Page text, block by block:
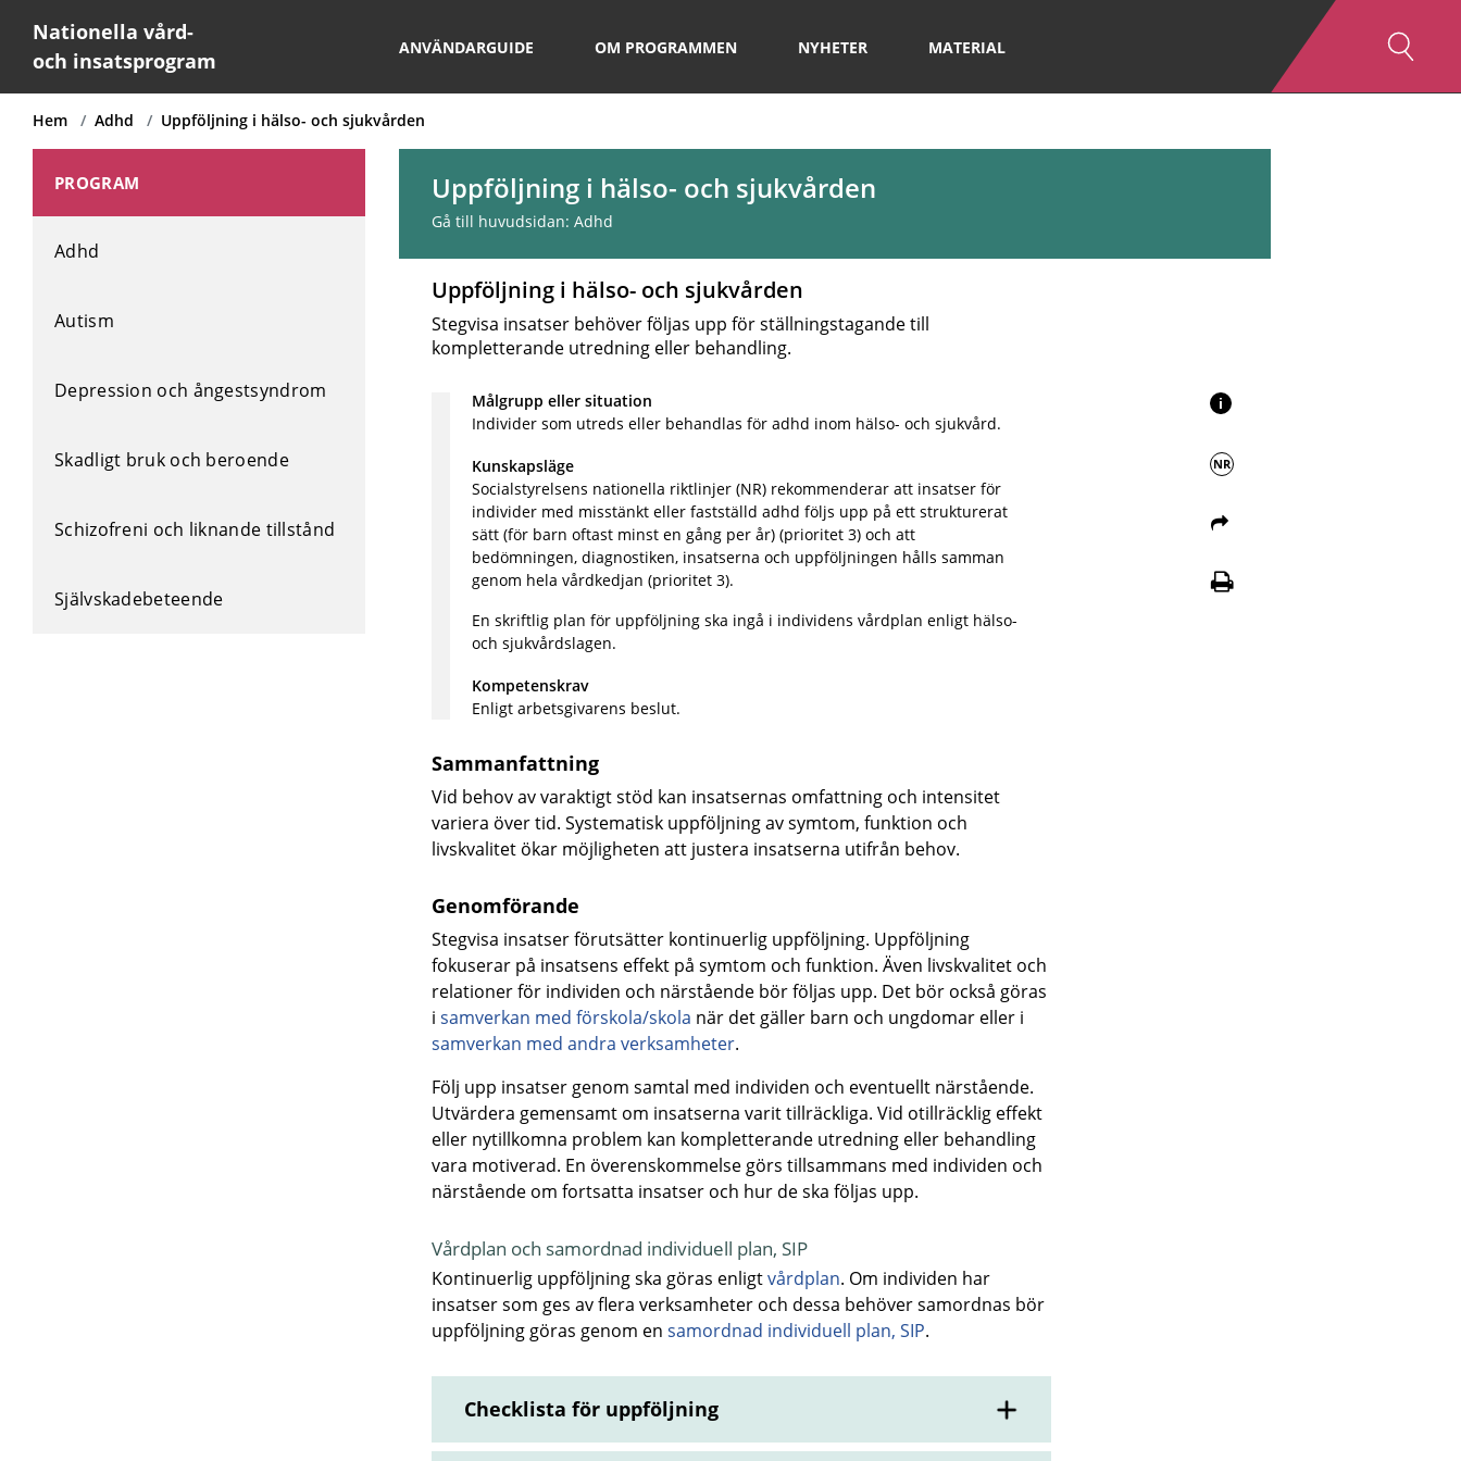
Nationella vård-
och insatsprogram
ANVÄNDARGUIDE OM PROGRAMMEN NYHETER MATERIAL
Hem Adhd Uppföljning i hälso- och sjukvården
PROGRAM
Adhd
Autism
Depression och ångestsyndrom
Skadligt bruk och beroende
Schizofreni och liknande tillstånd
Självskadebeteende
Uppföljning i hälso- och sjukvården
Gå till huvudsidan: Adhd
Uppföljning i hälso- och sjukvården
Stegvisa insatser behöver följas upp för ställningstagande till
kompletterande utredning eller behandling.
Målgrupp eller situation
Individer som utreds eller behandlas för adhd inom hälso- och sjukvård.
Kunskapsläge
Socialstyrelsens nationella riktlinjer (NR) rekommenderar att insatser för
individer med misstänkt eller fastställd adhd följs upp på ett strukturerat
sätt (för barn oftast minst en gång per år) (prioritet 3) och att
bedömningen, diagnostiken, insatserna och uppföljningen hålls samman
genom hela vårdkedjan (prioritet 3).
En skriftlig plan för uppföljning ska ingå i individens vårdplan enligt hälso-
och sjukvårdslagen.
Kompetenskrav
Enligt arbetsgivarens beslut.
Sammanfattning
Vid behov av varaktigt stöd kan insatsernas omfattning och intensitet
variera över tid. Systematisk uppföljning av symtom, funktion och
livskvalitet ökar möjligheten att justera insatserna utifrån behov.
Genomförande
Stegvisa insatser förutsätter kontinuerlig uppföljning. Uppföljning
fokuserar på insatsens effekt på symtom och funktion. Även livskvalitet och
relationer för individen och närstående bör följas upp. Det bör också göras
i samverkan med förskola/skola när det gäller barn och ungdomar eller i
samverkan med andra verksamheter.
Följ upp insatser genom samtal med individen och eventuellt närstående.
Utvärdera gemensamt om insatserna varit tillräckliga. Vid otillräcklig effekt
eller nytillkomna problem kan kompletterande utredning eller behandling
vara motiverad. En överenskommelse görs tillsammans med individen och
närstående om fortsatta insatser och hur de ska följas upp.
Vårdplan och samordnad individuell plan, SIP
Kontinuerlig uppföljning ska göras enligtvårdplan. Om individen har
insatser som ges av flera verksamheter och dessa behöver samordnas bör
uppföljning göras genom en samordnad individuell plan, SIP.
Checklista för uppföljning
i
NR